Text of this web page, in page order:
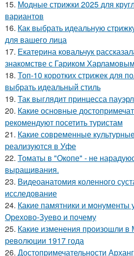
15. Модные стрижки 2025 для
вариантов
16. Как выбрать идеальную
для вашего лица
17. Екатерина ковальчук
знакомстве с Гариком
18. Топ-10 коротких стрижек для
выбрать идеальный стиль
19. Так выглядит принцесса
20. Какие основные
рекомендуют посетить туристам
21. Какие современные
реализуются в Уфе
22. Томаты в "Окопе" - не
выращивания.
23. Видеоанатомия коленного
исследование
24. Какие памятники и монументы
Орехово-Зуево и почему
25. Какие изменения произошли в
революции 1917 года
26. Достопримечательности